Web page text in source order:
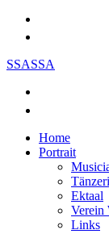
SSASSA
Home
Portrait
Ektaal
Verein
Links